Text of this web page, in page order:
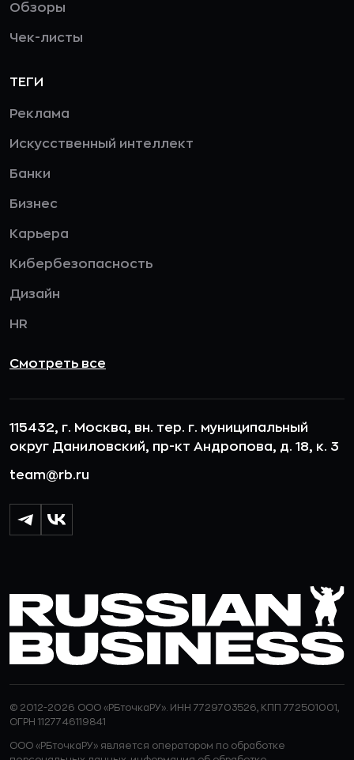
Обзоры
Чек-листы
ТЕГИ
Реклама
Искусственный интеллект
Банки
Бизнес
Карьера
Кибербезопасность
Дизайн
HR
Смотреть все
115432, г. Москва, вн. тер. г. муниципальный
округ Даниловский, пр-кт Андропова, д. 18, к. 3
team@rb.ru
© 2012-2026 ООО «РБточкаРУ». ИНН 7729703526, КПП 772501001,
ОГРН 1127746119841
ООО «РБточкаРУ» является оператором по обработке